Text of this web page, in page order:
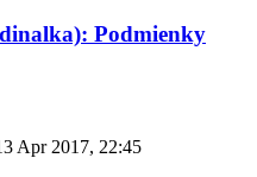
Podmienky
Apr 2017, 22:45